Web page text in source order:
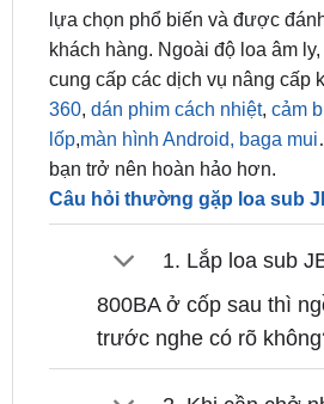
cung cấp các dịch vụ nâng cấp
360,dán phim cách nhiệt, cảm
lốp,màn hình Android,baga mui
bạn trở nên hoàn hảo hơn.
Câu hỏi thường gặp loa sub
1. Lắp loa sub
800BA ở cốp sau thì
trước nghe có rõ không?
2. Khi cần chở